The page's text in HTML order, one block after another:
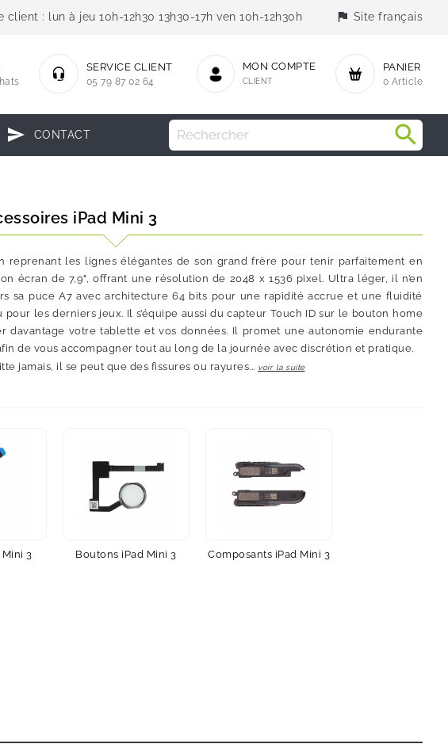
client : lun à jeu 10h-12h30 13h30-17h ven 10h-12h30h flag Site français
PANIER
0 Article
MON COMPTE
CLIENT
SERVICE CLIENT
05 79 87 02 64
send CONTACT
iPad Mini 3
reprenant les lignes élégantes de son grand frère pour tenir parfaitement en
écran de 7,9", offrant une résolution de 2048 x 1536 pixel. Ultra léger, il n’en
sa puce A7 avec architecture 64 bits pour une rapidité accrue et une fluidité
les derniers jeux. Il s’équipe aussi du capteur Touch ID sur le bouton home
davantage votre tablette et vos données. Il promet une autonomie endurante
de vous accompagner tout au long de la journée avec discrétion et pratique.
jamais, il se peut que des fissures ou rayures... voir la suite
3 Boutons iPad Mini 3 Composants iPad Mini 3